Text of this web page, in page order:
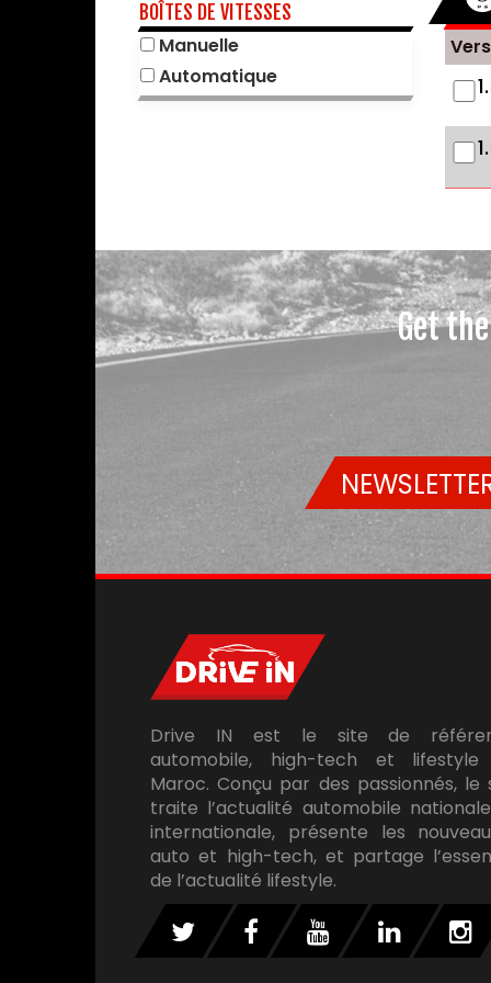
BOÎTES DE VITESSES
Manuelle
Automatique
Get
Drive IN est le site de
automobile, high-tech et lifestyle
Maroc. Conçu par des passionnés, le
traite l’actualité automobile
internationale, présente les
auto et high-tech, et partage
de l’actualité lifestyle.